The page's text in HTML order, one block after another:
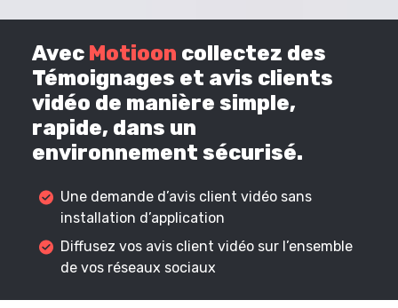
Avec Motioon collectez des
Témoignages et avis clients
vidéo de manière simple,
rapide, dans un
environnement sécurisé.
Une demande d’avis client vidéo sans
installation d’application
Diffusez vos avis client vidéo sur l’ensemble
de vos réseaux sociaux